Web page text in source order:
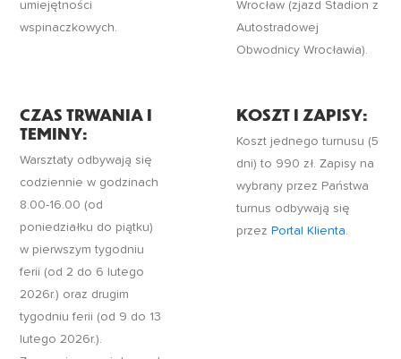
umiejętności
wspinaczkowych.
Wrocław (zjazd Stadion z
Autostradowej
Obwodnicy Wrocławia).
CZAS TRWANIA I
TEMINY:
Warsztaty odbywają się
codziennie w godzinach
8.00-16.00 (od
poniedziałku do piątku)
w pierwszym tygodniu
ferii (od2 do 6
lutego
2026r.) oraz drugim
tygodniu ferii (od 9 do 13
lutego2026r.).
KOSZT I ZAPISY:
Koszt jednego turnusu (5
dni) to 990 zł. Zapisy na
wybrany przez Państwa
turnus odbywają się
przez Portal Klienta.